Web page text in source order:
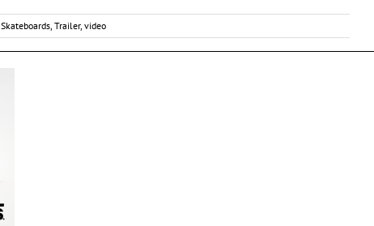
Skateboards Trailer, video